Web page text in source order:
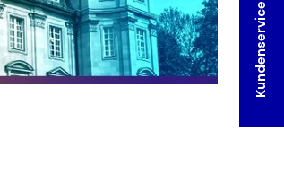
Kundenservice